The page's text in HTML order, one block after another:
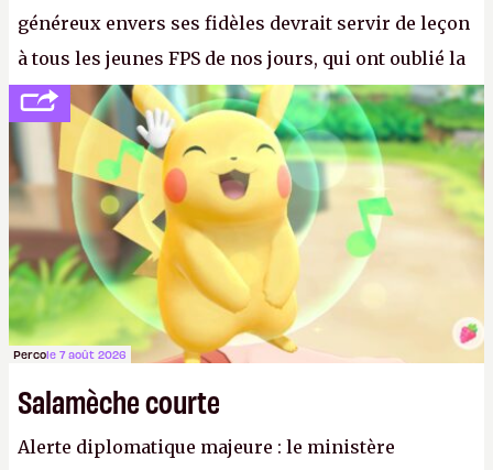
généreux envers ses fidèles devrait servir de leçon
à tous les jeunes FPS de nos jours, qui ont oublié la
politesse et le respect envers leurs joueurs et les
anciens. Il leur faudrait une bonne guerre des
consoles à ces petits cons !
Percole 7 août 2026
Salamèche courte
Alerte diplomatique majeure : le ministère